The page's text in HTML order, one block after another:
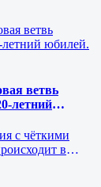
ветвь
летний
с чёткими
в